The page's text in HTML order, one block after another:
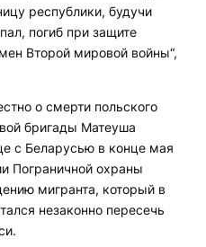
республики, будучи
погиб при защите
Второй мировой войны“,
о смерти польского
бригады Матеуша
с Беларусью в конце мая
Пограничной охраны
мигранта, который в
незаконно пересечь